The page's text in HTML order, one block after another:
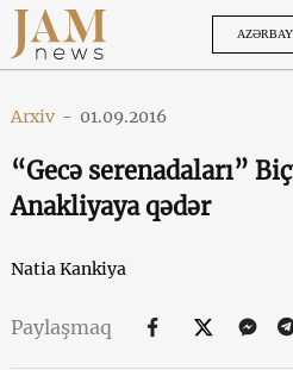
Arxiv - 01.09.2016
“Gecə serenadaları”
Anakliyaya qədər
Natia Kankiya
Paylaşmaq